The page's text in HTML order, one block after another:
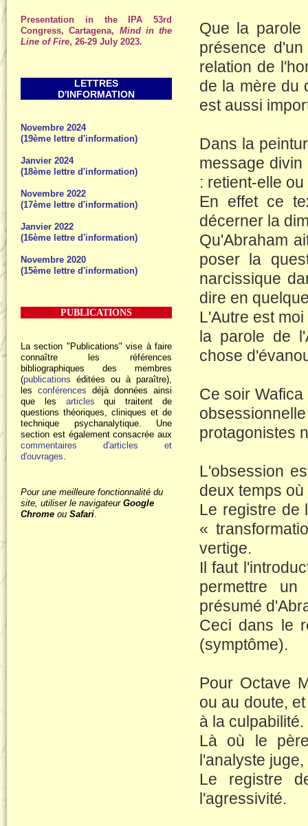
Presentation in the IPA 53rd
Congress, Cartagena, Mind in the
Line of Fire, 26-29 July 2023.
LETTRES
D'INFORMATION
Novembre 2024
(19ème lettre d'information)
Janvier 2024
(18ème lettre d'information)
Novembre 2022
(17ème lettre d'information)
Janvier 2022
(16ème lettre d'information)
Novembre 2020
(15ème lettre d'information)
PUBLICATIONS
La section "Publications" vise à faire
connaître les références
bibliographiques des membres
(publications éditées ou à paraître),
les conférences déjà données ainsi
que les articles qui traitent de
questions théoriques, cliniques et de
technique psychanalytique. Une
section est également consacrée aux
commentaires d'articles et
d'ouvrages
Pour une meilleure fonctionnalité du
site, utiliser le navigateur Google
Chrome ou Safari
Que la parole
présence
relation de
de la mère du
est aussi
Dans la
message
: retient-elle
En effet ce
décerner la
Qu'Abraham
poser la
narcissique
dire en
L'Autre est
la parole de
chose
Ce soir
protagonistes
L'obsession
deux temps
Le registre de
«
vertige.
Il faut
permettre un
présumé
Ceci dans le
(symptôme).
Pour Octave
ou au doute,
à la culpabilité.
Là où le
l'analyste
Le registre
l'agressivité.